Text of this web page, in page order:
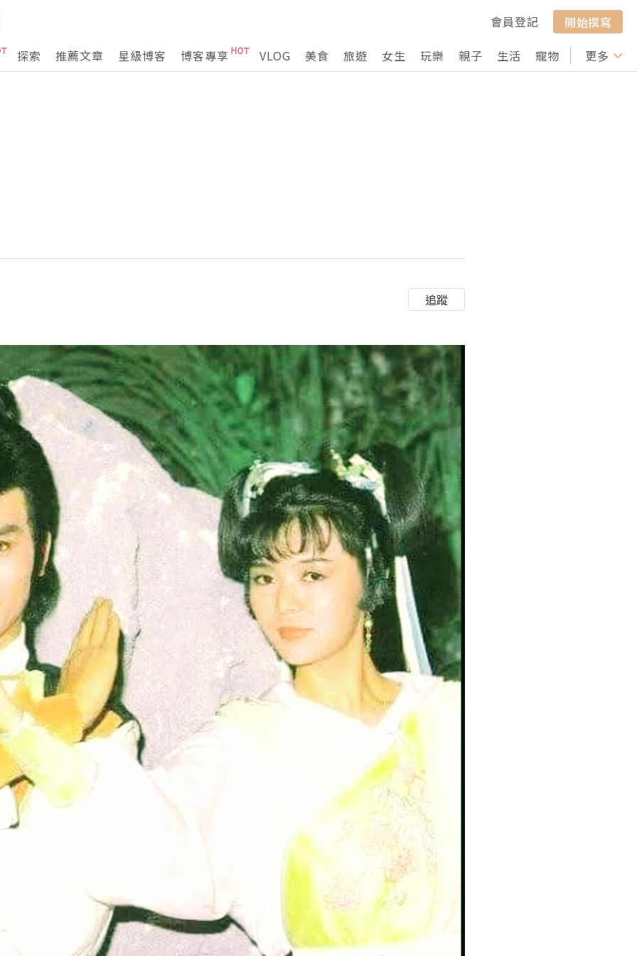
會員登記
開始撰寫
探索
推薦文章 星級博客 博客專享 VLOG 美食 旅遊 女生 玩樂 親子 生活 寵物 行山 打卡
更多
追蹤